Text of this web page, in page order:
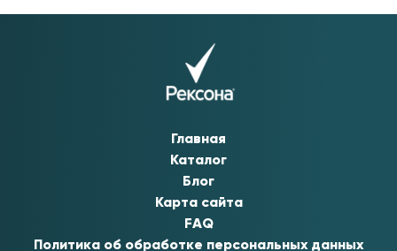
Главная
Каталог
Блог
Карта сайта
FAQ
Политика об обработке персональных данных